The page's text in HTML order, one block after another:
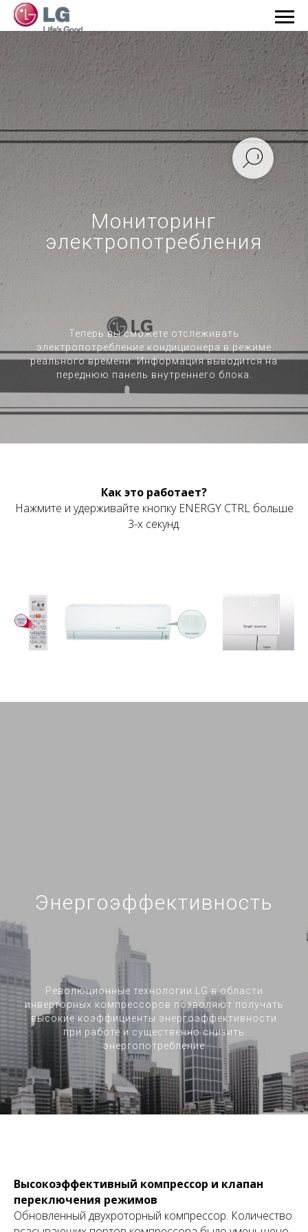
Мониторинг
электропотребления
Теперь вы сможете отслеживать
электропотребление кондиционера в режиме
реального времени. Информация выводится на
переднюю панель внутреннего блока.
Как это работает?
Нажмите и удерживайте кнопку ENERGY CTRL больше
3-х секунд.
Энергоэффективность
Революционные технологии LG в области
инверторных компрессоров позволяют получать
высокие коэффициенты энергоэффективности
при работе и существенно снизить
энергопотребление
Высокоэффективный компрессор и клапан
переключения режимов
Обновленный двухроторный компрессор. Количество